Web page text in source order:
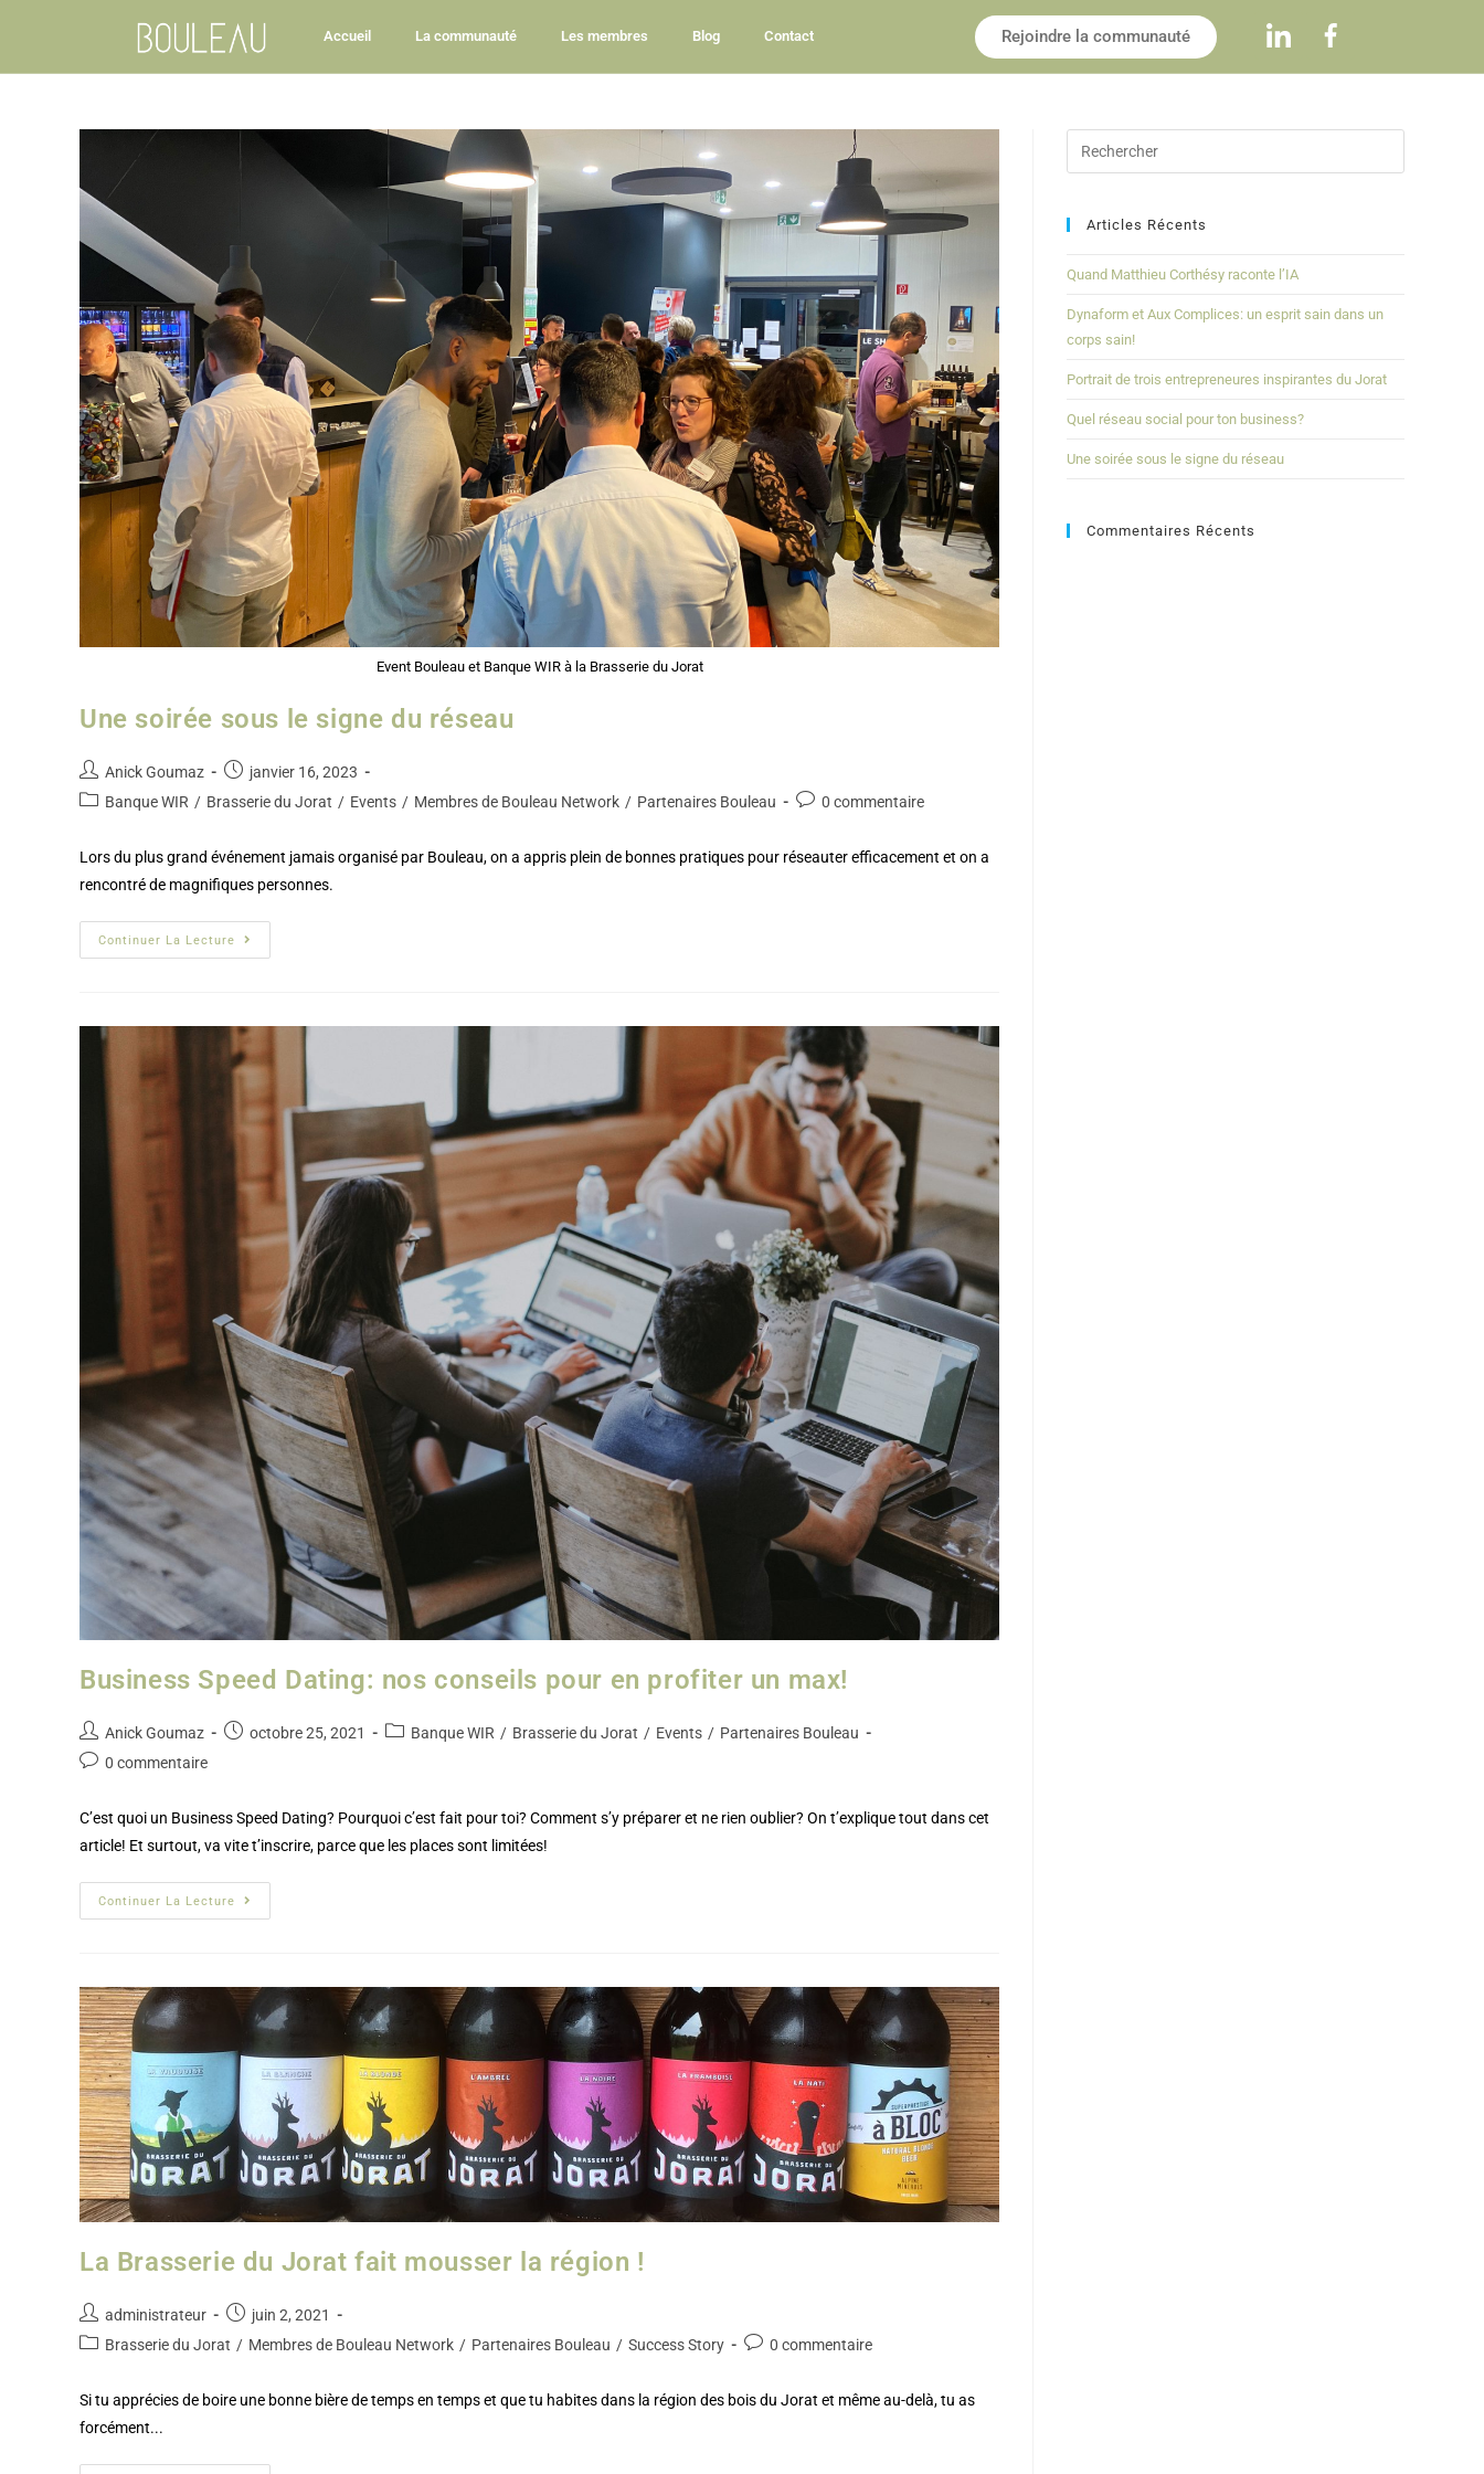
Accueil La communauté Les membres Blog Contact Rejoindre la communauté
Event Bouleau et Banque WIR à la Brasserie du Jorat
Une soirée sous le signe du réseau
Anick Goumaz
janvier 16, 2023
Banque WIR / Brasserie du Jorat / Events / Membres de Bouleau Network / Partenaires Bouleau 0 commentaire
Lors du plus grand événement jamais organisé par Bouleau, on a appris plein de bonnes pratiques pour réseauter efficacement et on a
rencontré de magnifiques personnes.
Continuer La Lecture
Business Speed Dating: nos conseils pour en profiter un max!
Anick Goumaz octobre 25, 2021 Banque WIR / Brasserie du Jorat / Events / Partenaires Bouleau
0 commentaire
C’est quoi un Business Speed Dating? Pourquoi c’est fait pour toi? Comment s’y préparer et ne rien oublier? On t’explique tout dans cet
article! Et surtout, va vite t’inscrire, parce que les places sont limitées!
Continuer La Lecture
La Brasserie du Jorat fait mousser la région !
administrateur
juin 2, 2021
Brasserie du Jorat / Membres de Bouleau Network / Partenaires Bouleau / Success Story 0 commentaire
Si tu apprécies de boire une bonne bière de temps en temps et que tu habites dans la région des bois du Jorat et même au-delà, tu as
forcément...
Articles Récents
Quand Matthieu Corthésy raconte l’IA
Dynaform et Aux Complices: un esprit sain dans un
corps sain!
Portrait de trois entrepreneures inspirantes du Jorat
Quel réseau social pour ton business?
Une soirée sous le signe du réseau
Commentaires Récents